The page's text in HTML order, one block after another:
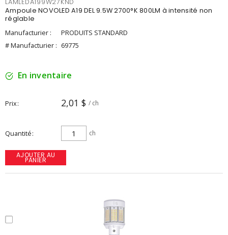
LAMLEDA199W27KND
Ampoule NOVOLED A19 DEL 9.5W 2700°K 800LM à intensité non
réglable
Manufacturier :
PRODUITS STANDARD
# Manufacturier : 69775
En inventaire
Prix 2,01 $ / ch
Quantité ch
AJOUTER AU
PANIER